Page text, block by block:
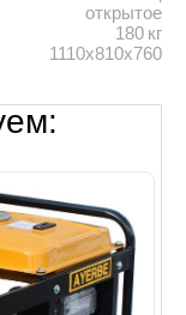
открытое
180 кг
1110х810х760